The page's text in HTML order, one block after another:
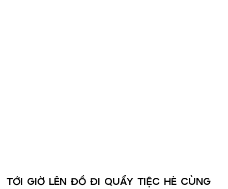
TỚI GIỜ LÊN ĐỒ ĐI QUẨY TIỆC HÈ CÙNG